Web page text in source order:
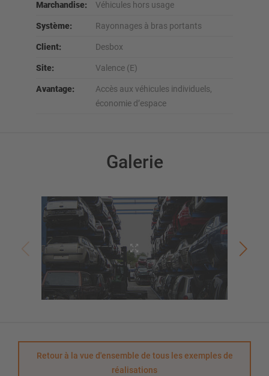
Marchandise: Véhicules hors usage
Système: Rayonnages à bras portants
Client: Desbox
Site: Valence (E)
Avantage:
Accès aux véhicules individuels,
économie d’espace
Galerie
Retour à la vue d'ensemble de tous les exemples de
réalisations